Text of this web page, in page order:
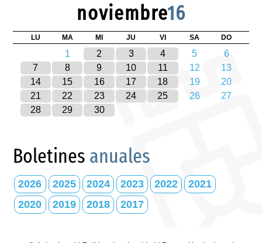
noviembre16
LU MA MI JU VI SA DO
1 2 3 4 5
6
7
8 9 10 11 12
13
14
15 16 17 18 19
20
21
22 23 24 25 26
27
28
29 30
Boletines anuales
2026 2025 2024 2023 2022
2021
2020
2019 2018 2017